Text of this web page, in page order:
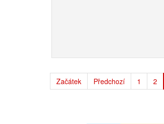
Začátek Předchozí 1 2